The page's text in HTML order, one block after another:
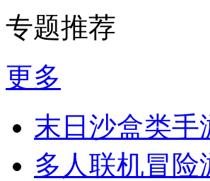
专题推荐
更多
末日沙盒类手
多人联机冒险